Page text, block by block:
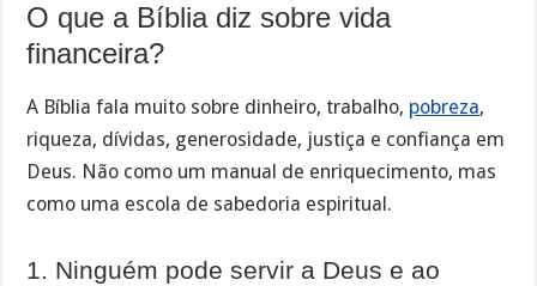
O que a Bíblia diz sobre vida
financeira?
A Bíblia fala muito sobre dinheiro, trabalho, pobreza,
riqueza, dívidas, generosidade, justiça e confiança em
Deus. Não como um manual de enriquecimento, mas
como uma escola de sabedoria espiritual.
1. Ninguém pode servir a Deus e ao